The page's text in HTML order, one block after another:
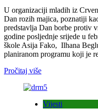
U organizaciji mladih iz
Dan rozih majica, poznatiji
predstavlja Dan borbe protiv
godine posljednje srijede u
škole Asija Fako, Ilhana
planiranom programu koji je
Pročitaj više
Vijesti